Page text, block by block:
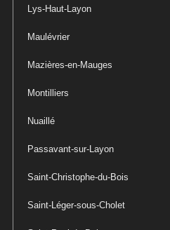
Lys-Haut-Layon
Maulévrier
Mazières-en-Mauges
Montilliers
Nuaillé
Passavant-sur-Layon
Saint-Christophe-du-Bois
Saint-Léger-sous-Cholet